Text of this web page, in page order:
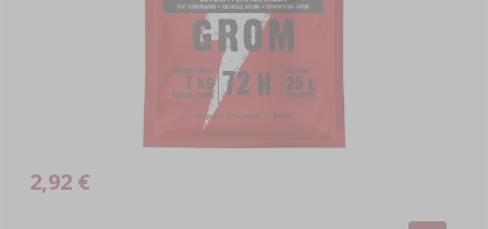
2,92 €